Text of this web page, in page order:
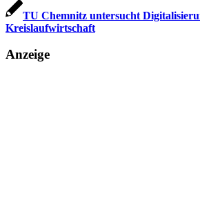
TU Chemnitz untersucht
Kreislaufwirtschaft
Anzeige